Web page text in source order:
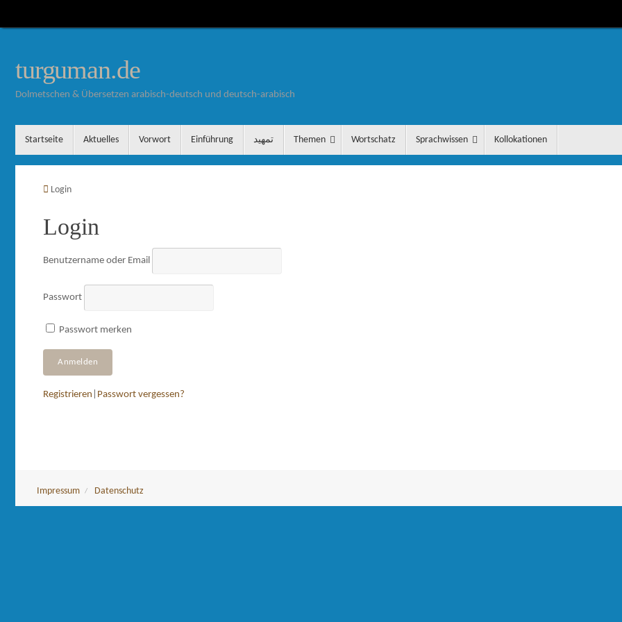
Inhalt
turguman.de
Dolmetschen & Übersetzen arabisch-deutsch und deutsch-arabisch
Startseite Aktuelles Vorwort Einführung تمهيد Themen Wortschatz Sprachwissen Kollokationen
Startseite
Login
Login
Benutzername oder Email
Passwort
Passwort merken
Registrieren Passwort vergessen?
Impressum Datenschutz